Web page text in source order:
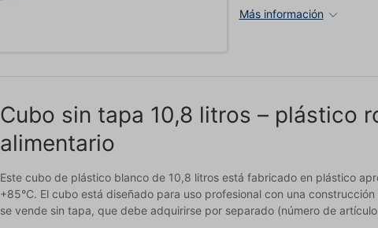
Más información
Cubo sin tapa 10,8 litros – plástico
alimentario
Este cubo de plástico blanco de 10,8 litros está fabricado en plástico
+85°C. El cubo está diseñado para uso profesional con una
se vende sin tapa, que debe adquirirse por separado (número de